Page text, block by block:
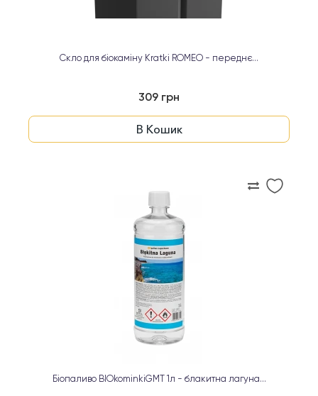
Скло для біокаміну Kratki ROMEO - переднє...
309 грн
В Кошик
Біопаливо BIOkominkiGMT 1л - блакитна лагуна...